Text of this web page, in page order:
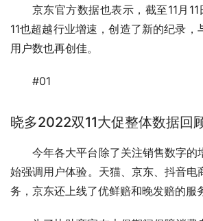
京东官方数据也表示，截至11月
11也超越行业增速，创造了新的纪录，
用户数也再创佳。
#01
晓多2022双11大促整体数据回
今年各大平台除了关注销售数字的
始强调用户体验。天猫、京东、抖音电
务，京东还上线了优鲜赔和晚发赔的服